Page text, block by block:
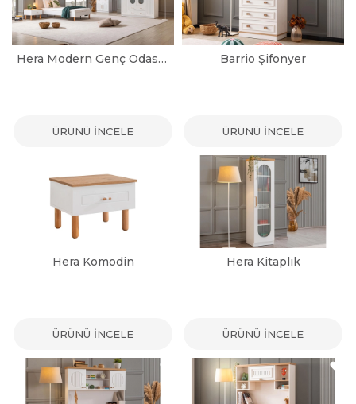
Hera Modern Genç Odası Takımı
ÜRÜNÜ İNCELE
Barrio Şifonyer
ÜRÜNÜ İNCELE
Hera Komodin
ÜRÜNÜ İNCELE
Hera Kitaplık
ÜRÜNÜ İNCELE